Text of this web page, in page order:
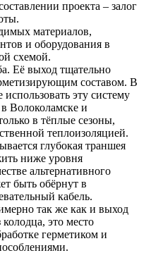
проекта – залог
материалов,
и оборудования в
схемой.
Её выход тщательно
составом. В
эту систему
Волоколамске и
в тёплые сезоны,
теплоизоляцией.
глубокая траншея
ниже уровня
альтернативного
быть обёрнут в
кабель.
так же как и выход
это место
герметиком и